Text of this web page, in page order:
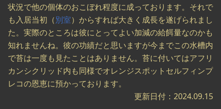
状況で他の個体のおこぼれ程度に成っております。それで
も入居当初（別室）からすれば大きく成長を遂げられまし
た。実際のところは彼にとってよい加減の給餌量なのかも
知れませんね。彼の功績だと思いますが今までこの水槽内
で苔は一度も見たことはありません。苔に付いてはアフリ
カンシクリッド内も同様でオレンジスポットセルフィンプ
レコの恩恵に預かっております。
更新日付：2024.09.15